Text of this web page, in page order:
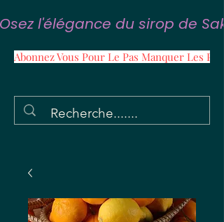
Osez l'élégance du sirop de
Abonnez Vous Pour Le Pas Manquer Les